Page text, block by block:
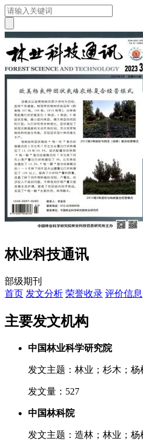
林业科技通讯
部级期刊
首页 发文分析 荣誉收录 评价信息
主要发文机构
中国林业科学研究院
发文主题：林业；杉木；杨
发文量：527
中国林科院
发文主题：造林；林业；杨